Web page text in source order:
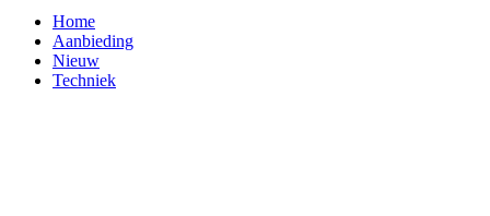
Home
Aanbieding
Nieuw
Techniek